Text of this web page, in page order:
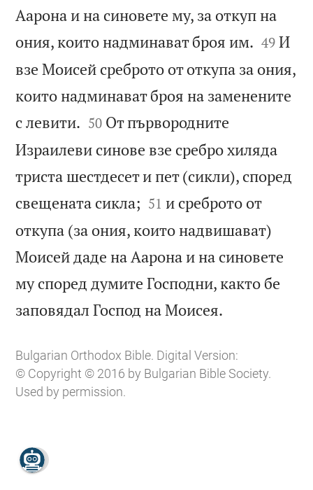
Аарона и на синовете му, за откуп на
ония, които надминават броя им. 

49 И
взе Моисей среброто от откупа за ония,
които надминават броя на заменените
с левити. 

50 От първородните
Израилеви синове взе сребро хиляда
триста шестдесет и пет (сикли), според
свещената сикла; 

51 и среброто от
откупа (за ония, които надвишават)
Моисей даде на Аарона и на синовете
му според думите Господни, както бе
заповядал Господ на Моисея.
Bulgarian Orthodox Bible. Digital Version:
© Copyright © 2016 by Bulgarian Bible Society.
Used by permission.